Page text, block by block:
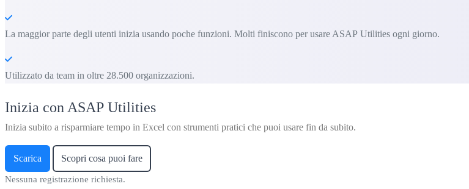
La maggior parte degli utenti inizia usando poche funzioni. Molti finiscono per usare ASAP Utilities ogni giorno.
Utilizzato da team in oltre 28.500 organizzazioni.
Inizia con ASAP Utilities
Inizia subito a risparmiare tempo in Excel con strumenti pratici che puoi usare fin da subito.
Scarica Scopri cosa puoi fare
Nessuna registrazione richiesta.